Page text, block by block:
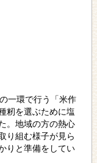
一環で行う「米作
籾を選ぶために塩
。地域の方の熱心
り組む様子が見ら
りと準備をしてい